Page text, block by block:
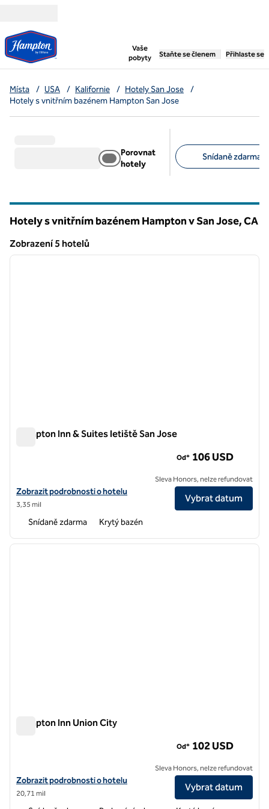
Vaše
pobyty
,otevře se nová záložka
Staňte se členem Přihlaste se
Místa / USA / Kalifornie / Hotely San Jose
/
Hotely s vnitřním bazénem Hampton San Jose
Porovnat
hotely
Snídaně zdarma
Hotely s vnitřním bazénem Hampton v San Jose,CA
Zobrazení 5 hotelů
Zobrazení 5 hotelů
1 z 12
další
Hampton Inn & Suites letiště San Jose
Zobrazit podrobnosti o hotelu na letišti Hampton Inn & Suites San
Zobrazit podrobnosti o hotelu
3,35 mil
Od* 106 USD
Sleva Honors, nelze refundovat
Vybrat datum
Snídaně zdarma Krytý bazén
1 z 12
další
Hampton Inn Union City
Zobrazit podrobnosti o hotelu v hotelu Hampton Inn Union City
Zobrazit podrobnosti o hotelu
20,71 mil
Od* 102 USD
Sleva Honors, nelze refundovat
Vybrat datum